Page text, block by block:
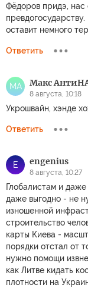
Фёдоров придэ,
оставит немного
Ответить
МА Макс
8 августа, 10:18
Укрошвайн, хэнде
Ответить
E engenius
8 августа, 10:27
Глобалистам и
даже выгодно - не
изношенной
строительство
карты Киева -
порядки отстал от
нужно помощи
как Литве кидать
плотности на